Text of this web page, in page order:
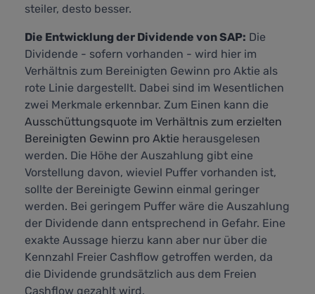
steiler, desto besser.
Die Entwicklung der Dividende von SAP: Die
Dividende - sofern vorhanden - wird hier im
Verhältnis zum Bereinigten Gewinn pro Aktie als
rote Linie dargestellt. Dabei sind im Wesentlichen
zwei Merkmale erkennbar. Zum Einen kann die
Ausschüttungsquote im Verhältnis zum erzielten
Bereinigten Gewinn pro Aktie herausgelesen
werden. Die Höhe der Auszahlung gibt eine
Vorstellung davon, wieviel Puffer vorhanden ist,
sollte der Bereinigte Gewinn einmal geringer
werden. Bei geringem Puffer wäre die Auszahlung
der Dividende dann entsprechend in Gefahr. Eine
exakte Aussage hierzu kann aber nur über die
Kennzahl Freier Cashflow getroffen werden, da
die Dividende grundsätzlich aus dem Freien
Cashflow gezahlt wird.